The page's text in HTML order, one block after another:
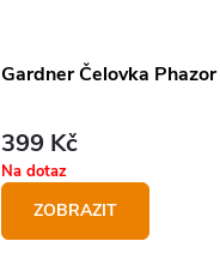
Gardner Čelovka
399 Kč
Na dotaz
ZOBRAZIT